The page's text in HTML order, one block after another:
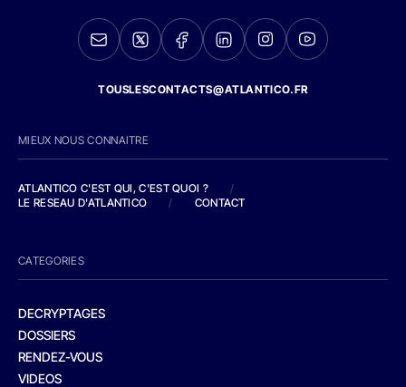
TOUSLESCONTACTS@ATLANTICO.FR
MIEUX NOUS CONNAITRE
ATLANTICO C'EST QUI, C'EST QUOI ?
/
LE RESEAU D'ATLANTICO
/ CONTACT
CATEGORIES
DECRYPTAGES
DOSSIERS
RENDEZ-VOUS
VIDEOS